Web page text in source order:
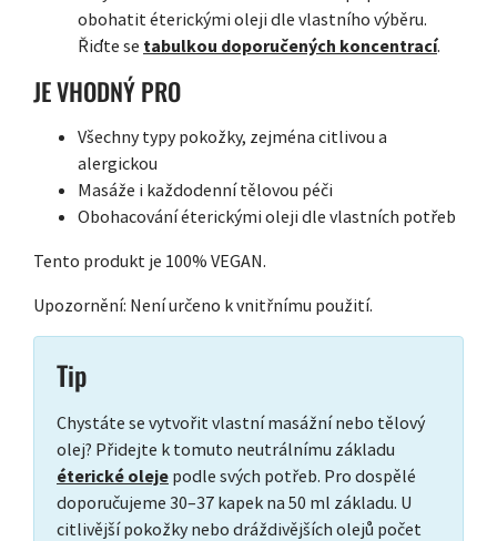
obohatit éterickými oleji dle vlastního výběru.
Řiďte se tabulkou doporučených koncentrací.
JE VHODNÝ PRO
Všechny typy pokožky, zejména citlivou a
alergickou
Masáže i každodenní tělovou péči
Obohacování éterickými oleji dle vlastních potřeb
Tento produkt je 100% VEGAN.
Upozornění: Není určeno k vnitřnímu použití.
Tip
Chystáte se vytvořit vlastní masážní nebo tělový
olej? Přidejte k tomuto neutrálnímu základu
éterické oleje podle svých potřeb. Pro dospělé
doporučujeme 30–37 kapek na 50 ml základu. U
citlivější pokožky nebo dráždivějších olejů počet